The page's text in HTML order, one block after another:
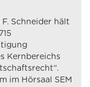
Schneider hält
Kernbereichs
im Hörsaal SEM